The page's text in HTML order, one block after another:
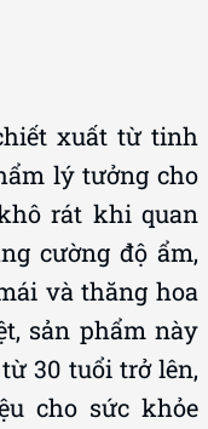
xuất từ tinh
lý tưởng cho
rát khi quan
cường độ ẩm,
và thăng hoa
sản phẩm này
30 tuổi trở lên,
cho sức khỏe